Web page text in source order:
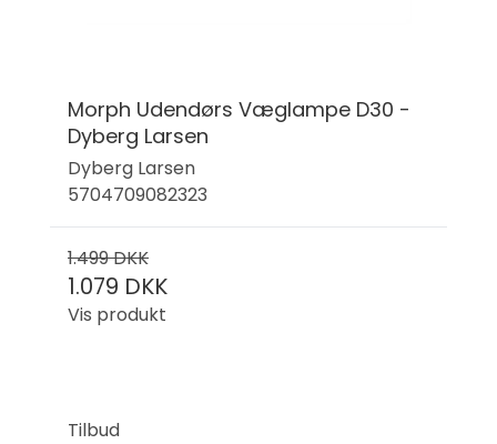
Morph Udendørs Væglampe D30 -
Dyberg Larsen
Dyberg Larsen
5704709082323
1.499 DKK
1.079 DKK
Vis produkt
Tilbud